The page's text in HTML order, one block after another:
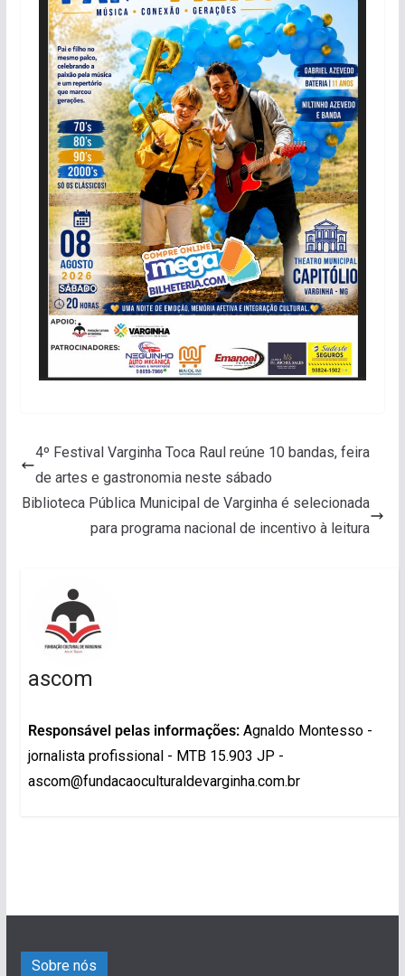
4º Festival Varginha Toca Raul reúne 10 bandas, feira
de artes e gastronomia neste sábado
Biblioteca Pública Municipal de Varginha é selecionada
para programa nacional de incentivo à leitura
ascom
Responsável pelas informações:Agnaldo Montesso -
jornalista profissional - MTB 15.903 JP -
ascom@fundacaoculturaldevarginha.com.br
Sobre nós